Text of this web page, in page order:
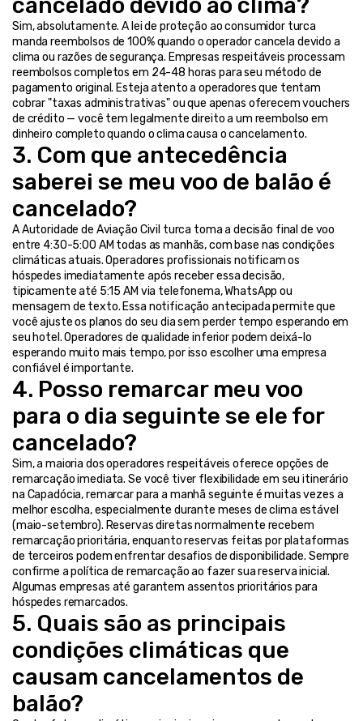
Sim, absolutamente. A lei de proteção ao consumidor turca
manda reembolsos de 100% quando o operador cancela devido a
clima ou razões de segurança. Empresas respeitáveis processam
reembolsos completos em 24-48 horas para seu método de
pagamento original. Esteja atento a operadores que tentam
cobrar "taxas administrativas" ou que apenas oferecem vouchers
de crédito — você tem legalmente direito a um reembolso em
dinheiro completo quando o clima causa o cancelamento.
3. Com que antecedência
saberei se meu voo de balão é
cancelado?
A Autoridade de Aviação Civil turca toma a decisão final de voo
entre 4:30-5:00 AM todas as manhãs, com base nas condições
climáticas atuais. Operadores profissionais notificam os
hóspedes imediatamente após receber essa decisão,
tipicamente até 5:15 AM via telefonema, WhatsApp ou
mensagem de texto. Essa notificação antecipada permite que
você ajuste os planos do seu dia sem perder tempo esperando em
seu hotel. Operadores de qualidade inferior podem deixá-lo
esperando muito mais tempo, por isso escolher uma empresa
confiável é importante.
4. Posso remarcar meu voo
para o dia seguinte se ele for
cancelado?
Sim, a maioria dos operadores respeitáveis oferece opções de
remarcação imediata. Se você tiver flexibilidade em seu itinerário
na Capadócia, remarcar para a manhã seguinte é muitas vezes a
melhor escolha, especialmente durante meses de clima estável
(maio-setembro). Reservas diretas normalmente recebem
remarcação prioritária, enquanto reservas feitas por plataformas
de terceiros podem enfrentar desafios de disponibilidade. Sempre
confirme a política de remarcação ao fazer sua reserva inicial.
Algumas empresas até garantem assentos prioritários para
hóspedes remarcados.
5. Quais são as principais
condições climáticas que
causam cancelamentos de
balão?